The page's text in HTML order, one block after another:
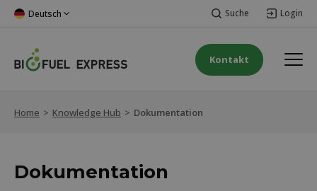
Deutsch Suche Login
Kontakt
Home > Knowledge Hub > Dokumentation
Dokumentation